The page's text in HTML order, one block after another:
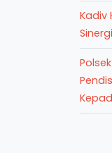
Kadiv